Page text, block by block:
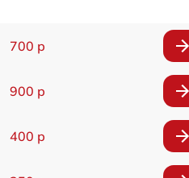
700 р
900 р
400 р